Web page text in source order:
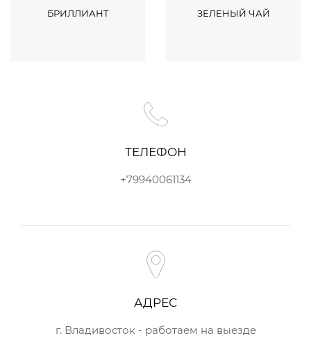
БРИЛЛИАНТ ЗЕЛЕНЫЙ ЧАЙ
ТЕЛЕФОН
+79940061134
АДРЕС
г. Владивосток - работаем на выезде